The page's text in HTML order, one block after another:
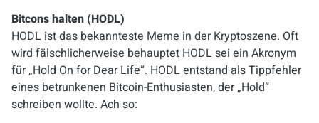
Bitcons halten (HODL)
HODL ist das bekannteste Meme in der Kryptoszene. Oft
wird fälschlicherweise behauptet HODL sei ein Akronym
für „Hold On for Dear Life“. HODL entstand als Tippfehler
eines betrunkenen Bitcoin-Enthusiasten, der „Hold“
schreiben wollte. Ach so: